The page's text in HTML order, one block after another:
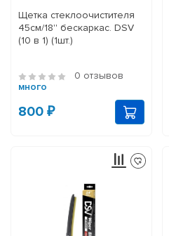
Щетка стеклоочистителя
45см/18'' бескаркас. DSV
(10 в 1) (1шт.)
0 отзывов
много
800 ₽